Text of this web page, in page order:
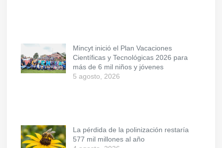
Mincyt inició el Plan Vacaciones
Científicas y Tecnológicas 2026 para
más de 6 mil niños y jóvenes
5 agosto, 2026
La pérdida de la polinización restaría
577 mil millones al año